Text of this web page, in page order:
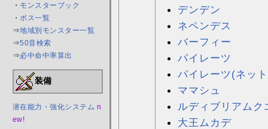
・ モンスターブック
・ ボス一覧
⇒地域別モンスター一覧
⇒50音検索
⇒必中命中率算出
装備
潜在能力・強化システム n
ew!
デンデン
ネペンデス
バーフィー
パイレーツ
パイレーツ(ネッ
ママシュ
ルディブリアムク
大王ムカデ